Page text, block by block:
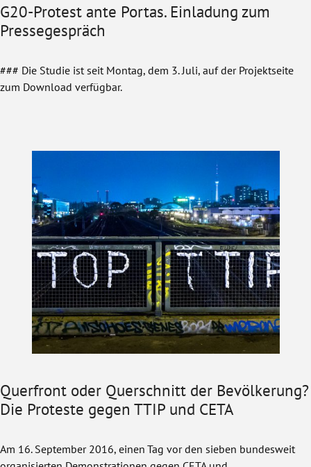
G20-Protest ante Portas. Einladung zum
Pressegespräch
### Die Studie ist seit Montag, dem 3. Juli, auf der Projektseite
zum Download verfügbar.
Querfront oder Querschnitt der Bevölkerung?
Die Proteste gegen TTIP und CETA
Am 16. September 2016, einen Tag vor den sieben bundesweit